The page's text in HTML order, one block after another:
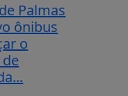
Palmas
ônibus
o